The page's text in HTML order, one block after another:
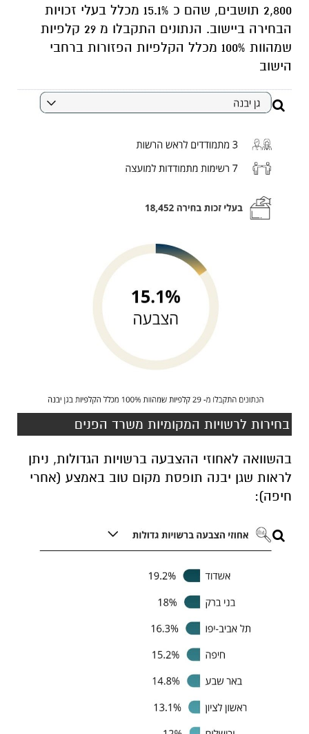
2,800 תושבים, שהם כ 15.1% מכלל בעלי זכויות
הבחירה ביישוב. הנתונים התקבלו מ 29 קלפיות
שמהוות 100% מכלל הקלפיות הפזורות ברחבי
הישוב
בחירות לרשויות המקומיות משרד הפנים
בהשוואה לאחוזי ההצבעה ברשויות הגדולות, ניתן
לראות שגן יבנה תופסת מקום טוב באמצע (אחרי
חיפה):